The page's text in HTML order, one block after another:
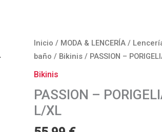
Inicio / MODA & LENCERÍA /
baño / Bikinis / PASSION –
Bikinis
PASSION –
L/XL
PASSION
-
PORIGELIA
ROJO
L/XL